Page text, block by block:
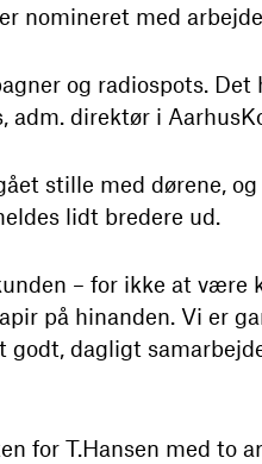
nomineret med
og radiospots.
adm. direktør i
stille med dørene,
lidt bredere ud.
– for ikke at
på hinanden. Vi er
godt, dagligt
for T.Hansen med to